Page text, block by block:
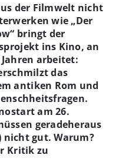
der Filmwelt nicht
wie „Der
bringt der
ins Kino, an
arbeitet:
das
antiken Rom und
am 26.
geradeheraus
nicht gut. Warum?
Kritik zu